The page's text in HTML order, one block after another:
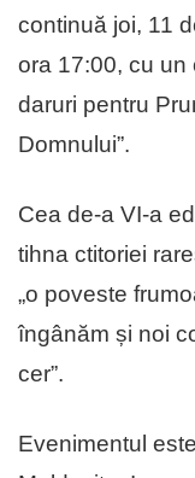
continuă joi, 11
ora 17:00, cu un
daruri pentru
Domnului”.
Cea de-a VI-a
tihna ctitoriei
„o poveste
îngânăm și noi
cer”.
Evenimentul